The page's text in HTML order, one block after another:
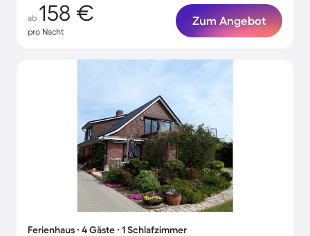
ab 158 €
pro Nacht
Zum Angebot
Ferienhaus ∙ 4 Gäste ∙ 1 Schlafzimmer